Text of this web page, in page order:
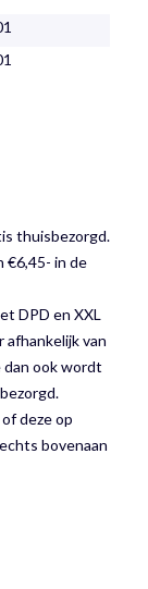
thuisbezorgd.
€6,45- in de
DPD en XXL
van
ook wordt
deze op
bovenaan